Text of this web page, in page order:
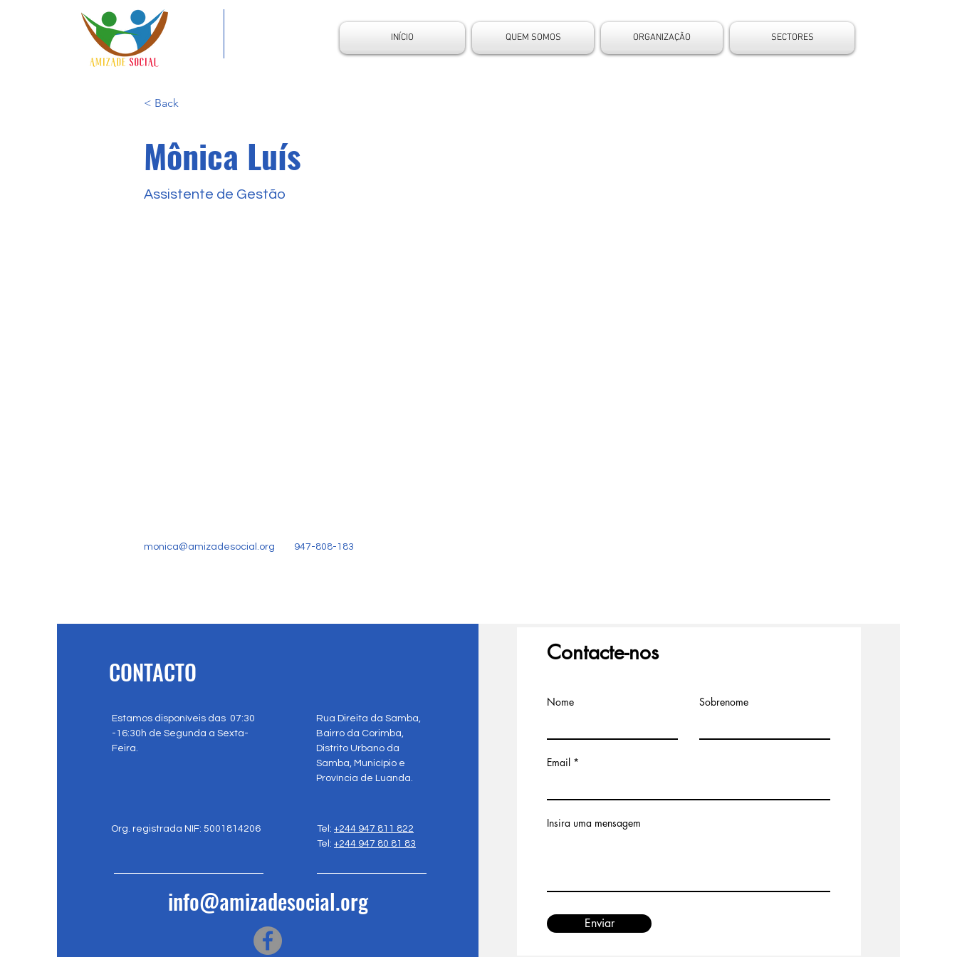
INÍCIO QUEM SOMOS ORGANIZAÇÃO SECTORES
< Back
Mônica Luís
Assistente de Gestão
monica@amizadesocial.org 947-808-183
CONTACTO
Estamos disponíveis das 07:30
-16:30h de Segunda a Sexta-
Feira.
Rua Direita da Samba,
Bairro da Corimba,
Distrito Urbano da
Samba, Município e
Província de Luanda.
Org. registrada NIF: 5001814206 Tel: +244 947 811 822
Tel: +244 947 80 81 83
info@amizadesocial.org
Contacte-nos
Nome Sobrenome
Email
Insira uma mensagem
Enviar